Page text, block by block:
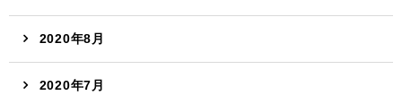
2020年8月
2020年7月